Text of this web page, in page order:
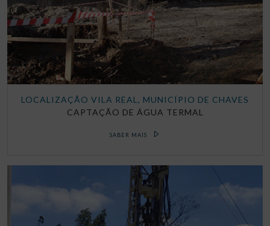
LOCALIZAÇÃO VILA REAL, MUNICÍPIO DE CHAVES
CAPTAÇÃO DE ÁGUA TERMAL
SABER MAIS